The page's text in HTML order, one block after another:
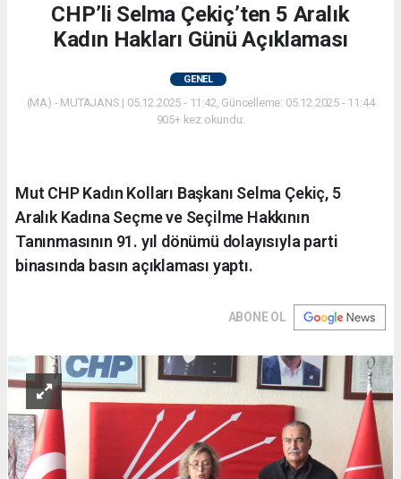
CHP’li Selma Çekiç’ten 5 Aralık
Kadın Hakları Günü Açıklaması
GENEL
(MA) - MUTAJANS | 05.12.2025 - 11:42, Güncelleme: 05.12.2025 - 11:44
905+ kez okundu.
Mut CHP Kadın Kolları Başkanı Selma Çekiç, 5
Aralık Kadına Seçme ve Seçilme Hakkının
Tanınmasının 91. yıl dönümü dolayısıyla parti
binasında basın açıklaması yaptı.
ABONE OL